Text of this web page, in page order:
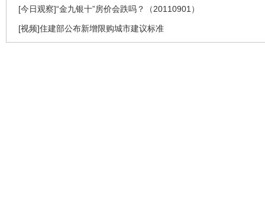
[今日观察]“金九银十”房价会跌吗？（20110901）
[视频]住建部公布新增限购城市建议标准